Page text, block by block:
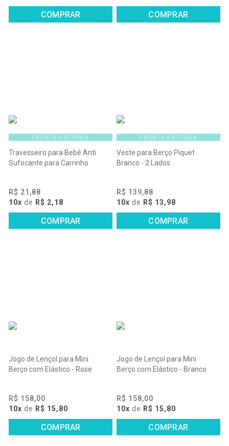
COMPRAR COMPRAR
PRONTA ENTREGA
Travesseiro para Bebê Anti
Sufocante para Carrinho
R$ 21,88
10x de R$ 2,18
COMPRAR
PRONTA ENTREGA
Veste para Berço Piquet
Branco - 2 Lados
R$ 139,88
10x de R$ 13,98
COMPRAR
Jogo de Lençol para Mini
Berço com Elástico - Rose
R$ 158,00
10x de R$ 15,80
COMPRAR
Jogo de Lençol para Mini
Berço com Elástico - Branco
R$ 158,00
10x de R$ 15,80
COMPRAR